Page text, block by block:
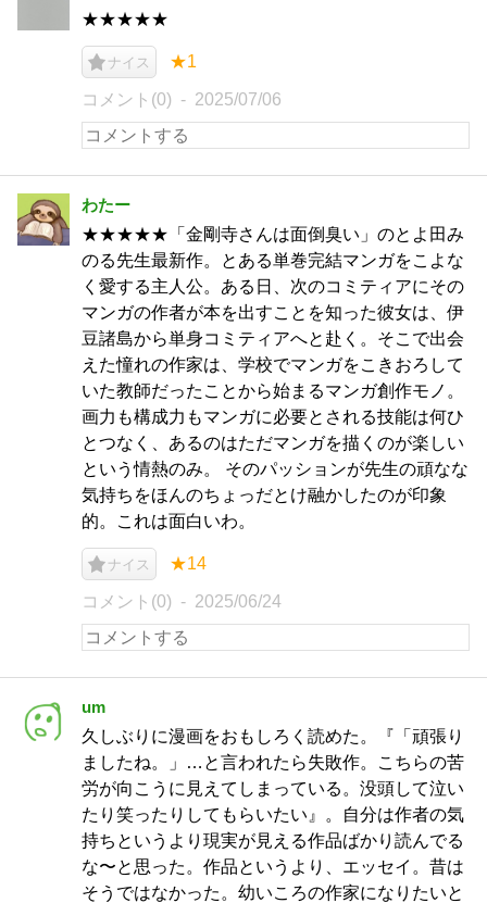
★★★★★
ナイス ★1
コメント(0) 2025/07/06
わたー
★★★★★「金剛寺さんは面倒臭い」のとよ田み
のる先生最新作。とある単巻完結マンガをこよな
く愛する主人公。ある日、次のコミティアにその
マンガの作者が本を出すことを知った彼女は、伊
豆諸島から単身コミティアへと赴く。そこで出会
えた憧れの作家は、学校でマンガをこきおろして
いた教師だったことから始まるマンガ創作モノ。
画力も構成力もマンガに必要とされる技能は何ひ
とつなく、あるのはただマンガを描くのが楽しい
という情熱のみ。 そのパッションが先生の頑なな
気持ちをほんのちょっだとけ融かしたのが印象
的。これは面白いわ。
ナイス ★14
コメント(0) 2025/06/24
um
久しぶりに漫画をおもしろく読めた。『「頑張り
ましたね。」…と言われたら失敗作。こちらの苦
労が向こうに見えてしまっている。没頭して泣い
たり笑ったりしてもらいたい』。自分は作者の気
持ちというより現実が見える作品ばかり読んでる
な〜と思った。作品というより、エッセイ。昔は
そうではなかった。幼いころの作家になりたいと